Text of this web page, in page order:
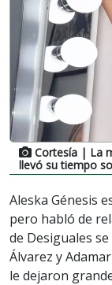
Cortesía | La
llevó su tiempo
Aleska Génesis
pero habló de
de Desiguales
Álvarez y
le dejaron